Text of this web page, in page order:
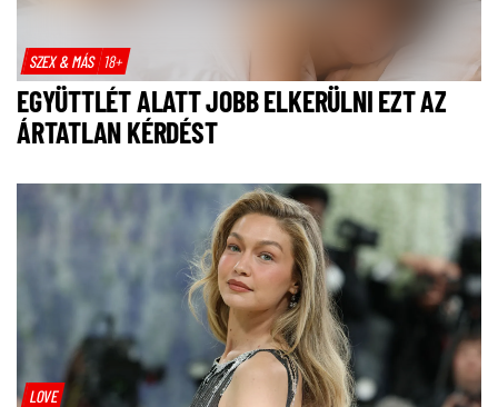
SZEX & MÁS 18+
EGYÜTTLÉT ALATT JOBB ELKERÜLNI EZT AZ
ÁRTATLAN KÉRDÉST
LOVE